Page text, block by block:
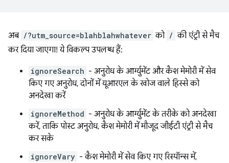
अब /?utm_source=blahblahwhatever को / की एंट्री से मैच
कर दिया जाएगा! ये विकल्प उपलब्ध हैं:
ignoreSearch - अनुरोध के आर्ग्युमेंट और कैश मेमोरी में सेव
किए गए अनुरोध, दोनों में यूआरएल के खोज वाले हिस्से को
अनदेखा करें
ignoreMethod - अनुरोध के आर्ग्युमेंट के तरीके को अनदेखा
करें, ताकि पोस्ट अनुरोध, कैश मेमोरी में मौजूद जीईटी एंट्री से मैच
कर सके
ignoreVary - कैश मेमोरी में सेव किए गए रिस्पॉन्स में,